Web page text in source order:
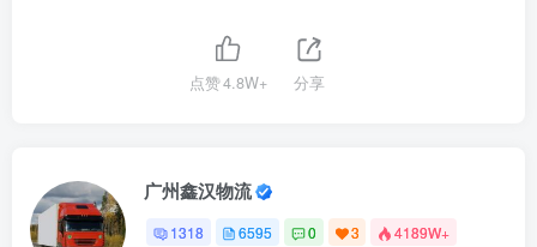
点赞4.8W+ 分享
广州鑫汉物流
1318 6595 0 3 4189W+